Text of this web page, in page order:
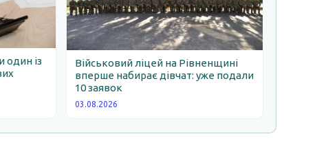
один із
Військовий ліцей на Рівненщині
вперше набирає дівчат: уже подали
10 заявок
03.08.2026